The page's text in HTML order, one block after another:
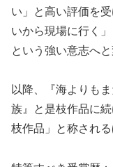
い」と高い評価を
いから現場に行く
という強い意志へ
以降、『海よりも
族』と是枝作品に
枝作品」と称され